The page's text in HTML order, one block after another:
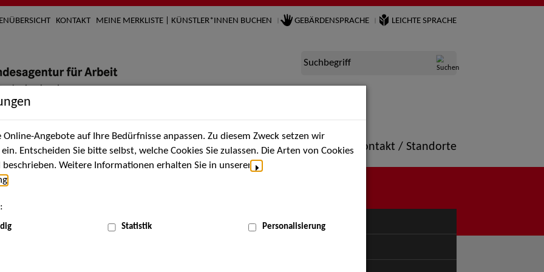
KONTAKT MEINE MERKLISTE | KÜNSTLER*INNEN BUCHEN GEBÄRDENSPRACHE LEICHTE SPRACHE
Suchbegriff
Künstler*innen Über uns Aktuelles Termine Portfolio Kontakt / Standorte
MENÜ
Angebote auf Ihre Bedürfnisse anpassen. Zu diesem Zweck setzen wir
Entscheiden Sie bitte selbst, welche Cookies Sie zulassen. Die Arten von Cookies
Weitere Informationen erhalten Sie in unserer
Statistik Personalisierung